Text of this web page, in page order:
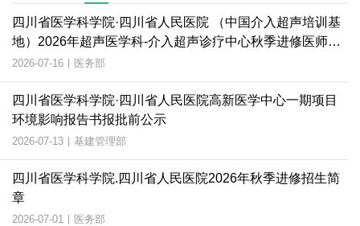
四川省医学科学院·四川省人民医院 （中国介入超声培训基
地）2026年超声医学科-介入超声诊疗中心秋季进修医师招
生简章
2026-07-16 | 医务部
四川省医学科学院·四川省人民医院高新医学中心一期项目
环境影响报告书报批前公示
2026-07-13 | 基建管理部
四川省医学科学院.四川省人民医院2026年秋季进修招生简
章
2026-07-01 | 医务部